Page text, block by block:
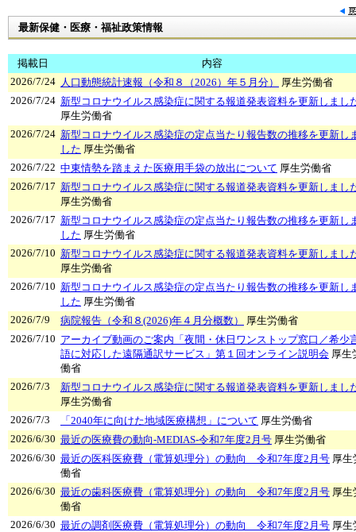
最新保健・医療・福祉政策情報
掲載日
内容
2026/7/24 人口動態統計速報（令和８（2026）年５月分）
厚生労働省
2026/7/24 新型コロナウイルス感染症に関する報道発表資料を更新しまし
厚生労働省
2026/7/24 新型コロナウイルス感染症の定点当たり報告数の推移を更新し
した 厚生労働省
2026/7/22 中東情勢を踏まえた医療用手袋の放出について 厚生労働省
2026/7/17 新型コロナウイルス感染症に関する報道発表資料を更新しまし
厚生労働省
2026/7/17 新型コロナウイルス感染症の定点当たり報告数の推移を更新し
した 厚生労働省
2026/7/10 新型コロナウイルス感染症に関する報道発表資料を更新しまし
厚生労働省
2026/7/10 新型コロナウイルス感染症の定点当たり報告数の推移を更新し
した 厚生労働省
2026/7/9
病院報告（令和８(2026)年４月分概数）
厚生労働省
2026/7/10 アーカイブ動画のご案内「夜間・休日ワンストップ窓口／希少
語に対応した遠隔通訳サービス」第１回オンライン説明会 厚生
働省
2026/7/3
新型コロナウイルス感染症に関する報道発表資料を更新しまし
厚生労働省
2026/7/3
「2040年に向けた地域医療構想」について 厚生労働省
2026/6/30 最近の医療費の動向-MEDIAS-令和7年度2月号 厚生労働省
2026/6/30 最近の医科医療費（電算処理分）の動向 令和7年度2月号 厚生
働省
2026/6/30 最近の歯科医療費（電算処理分）の動向 令和7年度2月号 厚生
働省
2026/6/30 最近の調剤医療費（電算処理分）の動向 令和7年度2月号 厚生